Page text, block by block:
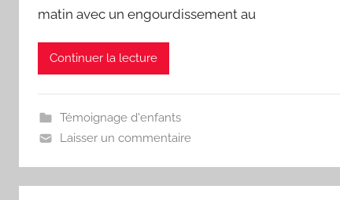
matin avec un engourdissement au
Continuer la lecture
Témoignage d'enfants
Laisser un commentaire